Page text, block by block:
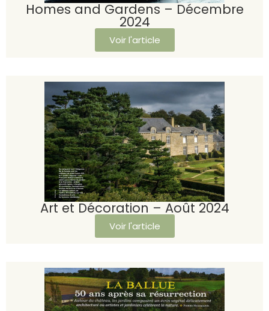
Homes and Gardens – Décembre
2024
Voir l'article
Art et Décoration – Août 2024
Voir l'article